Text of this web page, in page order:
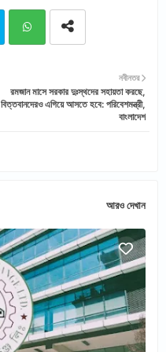
ats
নবীনতর
রমজান মাসে সরকার দুঃস্থদের সহায়তা করছে,
বিত্তবানদেরও এগিয়ে আসতে হবে: পরিবেশমন্ত্রী,
বাংলাদেশ
আরও দেখান